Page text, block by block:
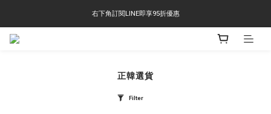
右下角訂閱LINE即享95折優惠
右下角訂閱LINE即享95折優惠
TS-2618 涼感短T 多版型選擇,涼感優惠 單件390 兩件750 三件1000 十件3000
正韓選貨
Filter